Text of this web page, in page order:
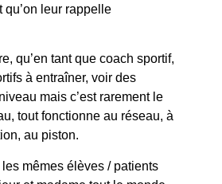
qu’on leur rappelle
qu’en tant que coach sportif,
à entraîner, voir des
mais c’est rarement le
tout fonctionne au réseau, à
au piston.
mêmes élèves / patients